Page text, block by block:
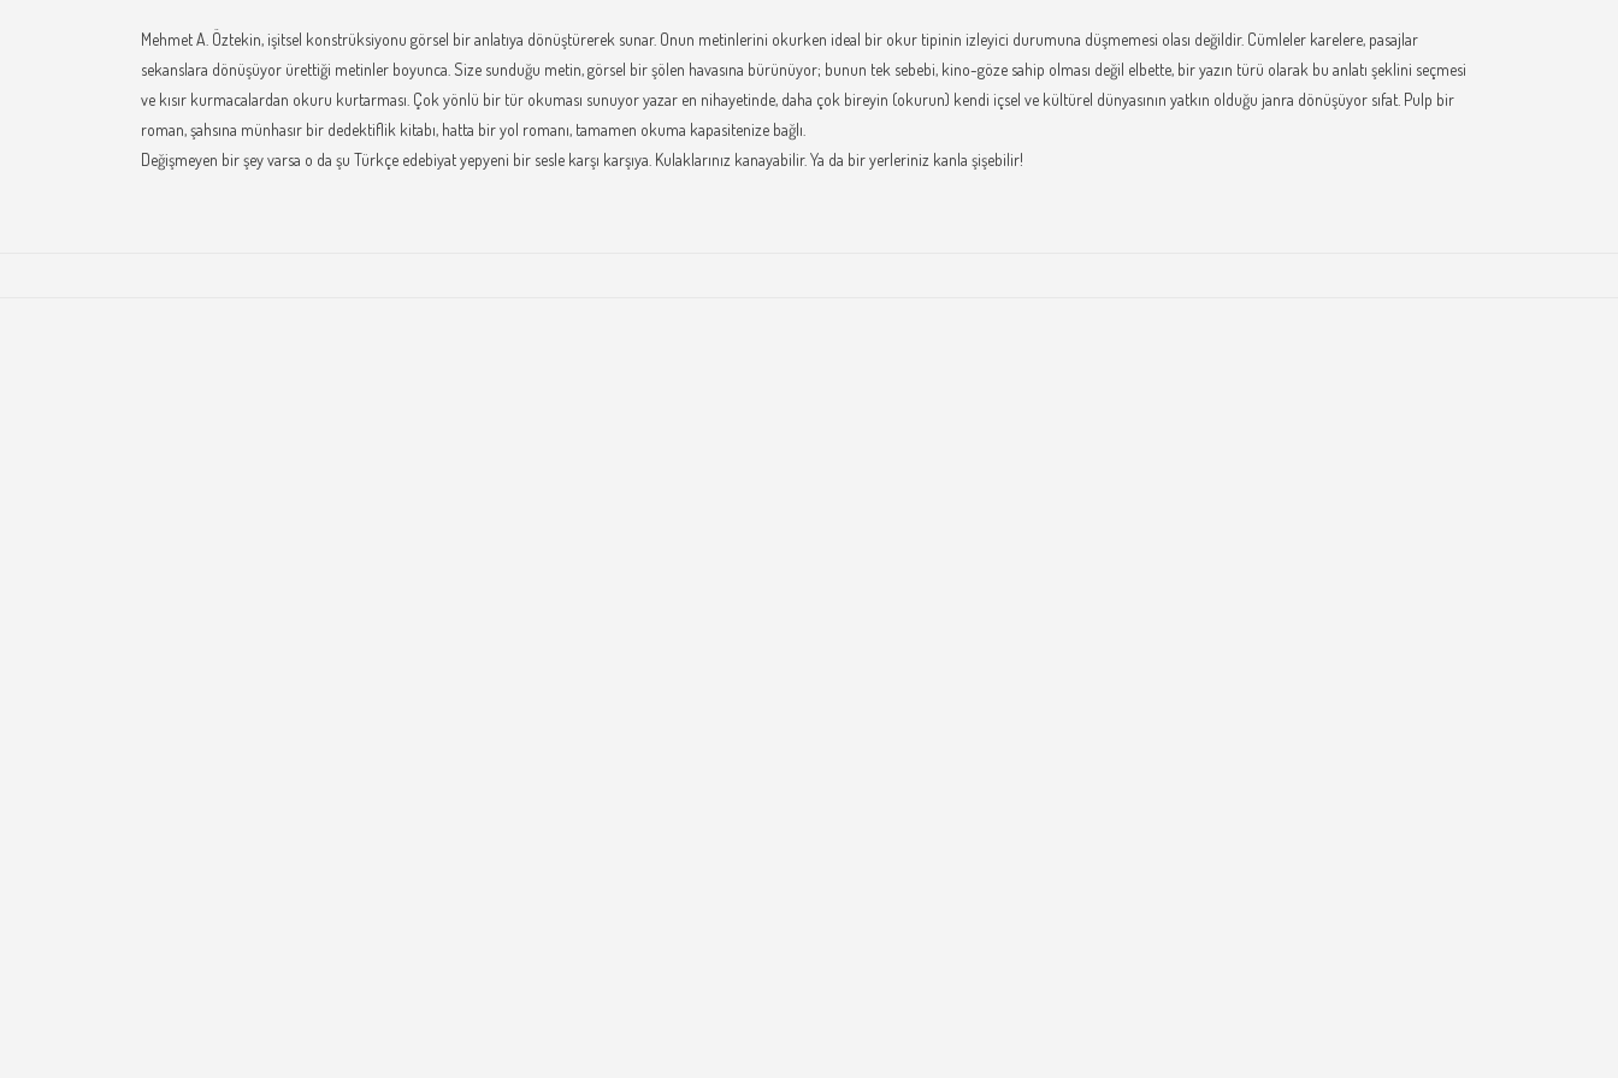
Mehmet A. Öztekin, işitsel konstrüksiyonu görsel bir anlatıya dönüştürerek sunar. Onun metinlerini okurken ideal bir okur tipinin izleyici durumuna düşmemesi olası değildir. Cümleler karelere, pasajlar
sekanslara dönüşüyor ürettiği metinler boyunca. Size sunduğu metin, görsel bir şölen havasına bürünüyor; bunun tek sebebi, kino-göze sahip olması değil elbette, bir yazın türü olarak bu anlatı şeklini seçmesi
ve kısır kurmacalardan okuru kurtarması. Çok yönlü bir tür okuması sunuyor yazar en nihayetinde, daha çok bireyin (okurun) kendi içsel ve kültürel dünyasının yatkın olduğu janra dönüşüyor sıfat. Pulp bir
roman, şahsına münhasır bir dedektiflik kitabı, hatta bir yol romanı, tamamen okuma kapasitenize bağlı.
Değişmeyen bir şey varsa o da şu Türkçe edebiyat yepyeni bir sesle karşı karşıya. Kulaklarınız kanayabilir. Ya da bir yerleriniz kanla şişebilir!